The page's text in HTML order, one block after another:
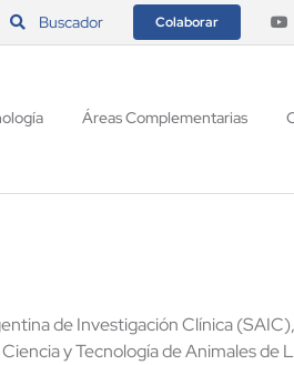
Buscador Colaborar
Áreas Complementarias
de Investigación Clínica
y Tecnología de Animales de